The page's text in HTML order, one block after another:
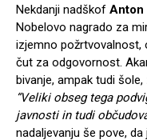
Nekdanji nadškof Anton
Nobelovo nagrado za
izjemno požrtvovalnost,
čut za odgovornost.
bivanje, ampak tudi
“Veliki obseg tega
javnosti in tudi
nadaljevanju še pove,